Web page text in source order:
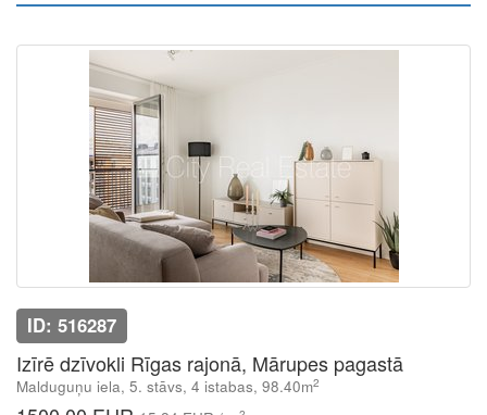
ID: 516287
Izīrē dzīvokli Rīgas rajonā, Mārupes pagastā
Malduguņu iela, 5. stāvs, 4 istabas, 98.40m2